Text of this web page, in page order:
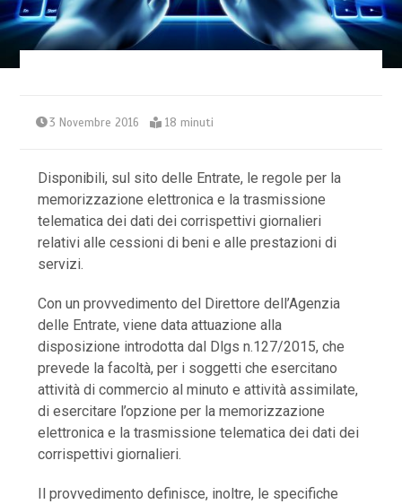
3 Novembre 2016 18 minuti
Disponibili, sul sito delle Entrate, le regole per la
memorizzazione elettronica e la trasmissione
telematica dei dati dei corrispettivi giornalieri
relativi alle cessioni di beni e alle prestazioni di
servizi.
Con un provvedimento del Direttore dell’Agenzia
delle Entrate, viene data attuazione alla
disposizione introdotta dal Dlgs n.127/2015, che
prevede la facoltà, per i soggetti che esercitano
attività di commercio al minuto e attività assimilate,
di esercitare l’opzione per la memorizzazione
elettronica e la trasmissione telematica dei dati dei
corrispettivi giornalieri.
Il provvedimento definisce, inoltre, le specifiche